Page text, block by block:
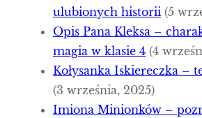
ulubionych historii (5
Opis Pana Kleksa –
magia w klasie 4 (4
Kołysanka Iskiereczka –
(3 września, 2025)
Imiona Minionków –